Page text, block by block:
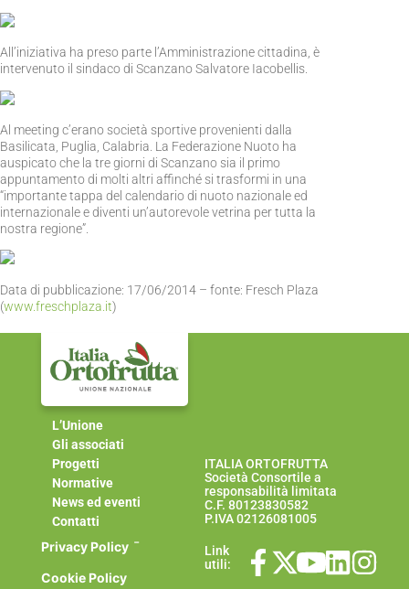
All’iniziativa ha preso parte l’Amministrazione cittadina, è
intervenuto il sindaco di Scanzano Salvatore Iacobellis.
Al meeting c’erano società sportive provenienti dalla
Basilicata, Puglia, Calabria. La Federazione Nuoto ha
auspicato che la tre giorni di Scanzano sia il primo
appuntamento di molti altri affinché si trasformi in una
“importante tappa del calendario di nuoto nazionale ed
internazionale e diventi un’autorevole vetrina per tutta la
nostra regione”.
Data di pubblicazione: 17/06/2014 – fonte: Fresch Plaza
(www.freschplaza.it)
L’Unione
Gli associati
Progetti
Normative
News ed eventi
Contatti
Privacy Policy-
Cookie Policy
Link
utili:
ITALIA ORTOFRUTTA
Società Consortile a
responsabilità limitata
C.F. 80123830582
P.IVA 02126081005